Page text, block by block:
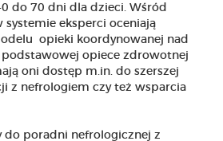
do 70 dni dla dzieci. Wśród
eksperci oceniają
opieki koordynowanej nad
podstawowej opiece zdrowotnej
oni dostęp m.in. do szerszej
z nefrologiem czy też wsparcia
do poradni nefrologicznej z